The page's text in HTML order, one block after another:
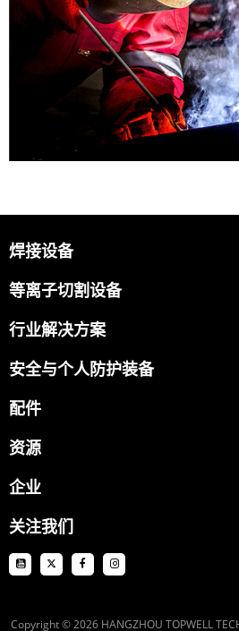
焊接设备
等离子切割设备
行业解决方案
安全与个人防护装备
配件
资源
企业
关注我们
Copyright © 2026 HANGZHOU TOPWELL